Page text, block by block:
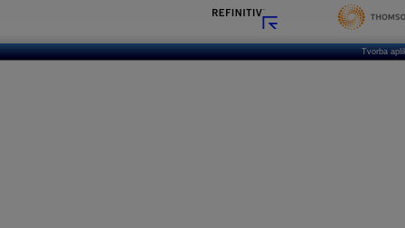
Databanka akcie - Svět
Tvorba